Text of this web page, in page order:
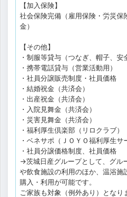
【加入保険】
社会保険完備（雇用保険・労災保
金）
【その他】
・制服等貸与（つなぎ、帽子、安
・携帯電話貸与（営業活動用）
・社員分譲販売制度・社員価格
・結婚祝金（共済会）
・出産祝金（共済会）
・入院見舞金（共済会）
・災害見舞金（共済会）
・福利厚生倶楽部（リロクラブ）
・ベネサポ（ＪＯＹＯ福利厚生サ
・社員分譲価格制度、社員価格
→茨城日産グループとして、グル
や飲食施設の利用のほか、温浴施
購入・利用が可能です。
ご家族も対象（例外あり）とな